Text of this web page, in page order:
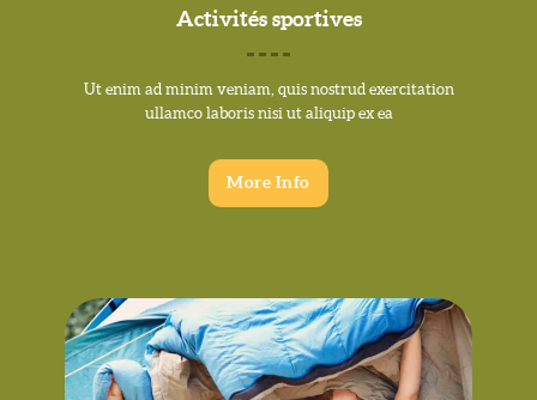
Activités sportives
Ut enim ad minim veniam, quis nostrud exercitation
ullamco laboris nisi ut aliquip ex ea
More Info